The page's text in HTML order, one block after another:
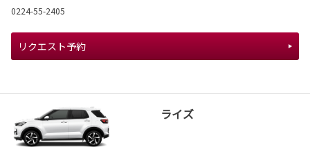
0224-55-2405
リクエスト予約
ライズ